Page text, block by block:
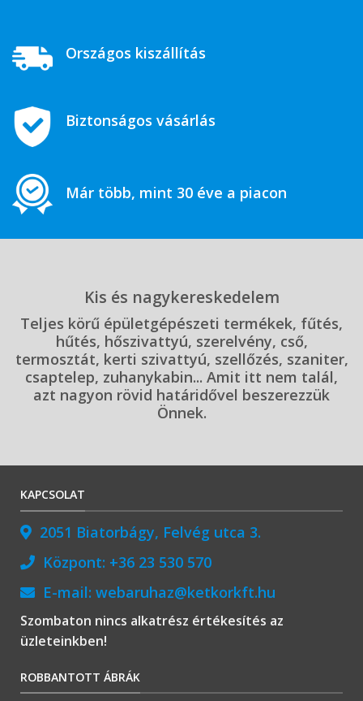
Országos kiszállítás
Biztonságos vásárlás
Már több, mint 30 éve a piacon
Kis és nagykereskedelem
Teljes körű épületgépészeti termékek, fűtés,
hűtés, hőszivattyú, szerelvény, cső,
termosztát, kerti szivattyú, szellőzés, szaniter,
csaptelep, zuhanykabin... Amit itt nem talál,
azt nagyon rövid határidővel beszerezzük
Önnek.
KAPCSOLAT
2051 Biatorbágy, Felvég utca 3.
Központ: +36 23 530 570
E-mail: webaruhaz@ketkorkft.hu
Szombaton nincs alkatrész értékesítés az
üzleteinkben!
ROBBANTOTT ÁBRÁK